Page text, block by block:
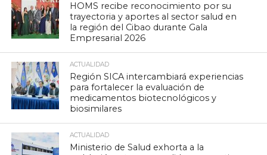
HOMS recibe reconocimiento por su
trayectoria y aportes al sector salud en
la región del Cibao durante Gala
Empresarial 2026
ACTUALIDAD
Región SICA intercambiará experiencias
para fortalecer la evaluación de
medicamentos biotecnológicos y
biosimilares
ACTUALIDAD
Ministerio de Salud exhorta a la